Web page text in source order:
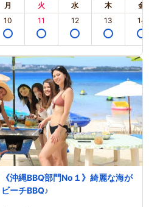
月 火 水 木 金
10 11 12 13 14
沖縄BBQ部門No１》綺麗な海が
ーチBBQ♪